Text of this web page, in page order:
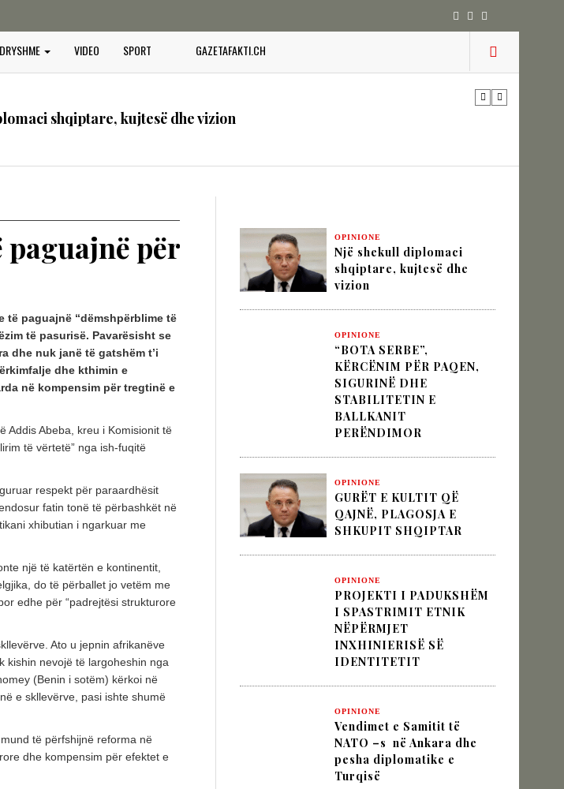
VIDEO SPORT GAZETAFAKTI.CH
të NATO –s në Ankara dhe pesha diplomatike e Turqisë
shqiptare, kujtesë dhe vizion
QË QAJNË, PLAGOSJA E SHKUPIT SHQIPTAR
I SPASTRIMIT ETNIK NËPËRMJET INXHINIERISË SË
të NATO –s në Ankara dhe pesha diplomatike e Turqisë
për
paguajnë “dëmshpërblime të
të pasurisë. Pavarësisht se
dhe nuk janë të gatshëm t’i
dhe kthimin e
në kompensim për tregtinë e
Addis Abeba, kreu i Komisionit të
të vërtetë” nga ish-fuqitë
respekt për paraardhësit
fatin tonë të përbashkët në
xhibutian i ngarkuar me
një të katërtën e kontinentit,
do të përballet jo vetëm me
edhe për “padrejtësi strukturore
Ato u jepnin afrikanëve
kishin nevojë të largoheshin nga
(Benin i sotëm) kërkoi në
e skllevërve, pasi ishte shumë
të përfshijnë reforma në
dhe kompensim për efektet e
OPINIONE
Një shekull diplomaci
shqiptare, kujtesë dhe
vizion
OPINIONE
“BOTA SERBE”,
KËRCËNIM PËR PAQEN,
SIGURINË DHE
STABILITETIN E
BALLKANIT
PERËNDIMOR
OPINIONE
GURËT E KULTIT QË
QAJNË, PLAGOSJA E
SHKUPIT SHQIPTAR
OPINIONE
PROJEKTI I PADUKSHËM
I SPASTRIMIT ETNIK
NËPËRMJET
INXHINIERISË SË
IDENTITETIT
OPINIONE
Vendimet e Samitit të
NATO –s në Ankara dhe
pesha diplomatike e
Turqisë